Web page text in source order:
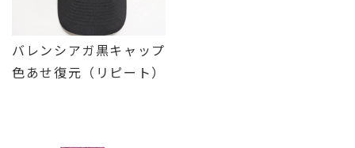
バレンシアガ黒キャップ
色あせ復元（リピート）